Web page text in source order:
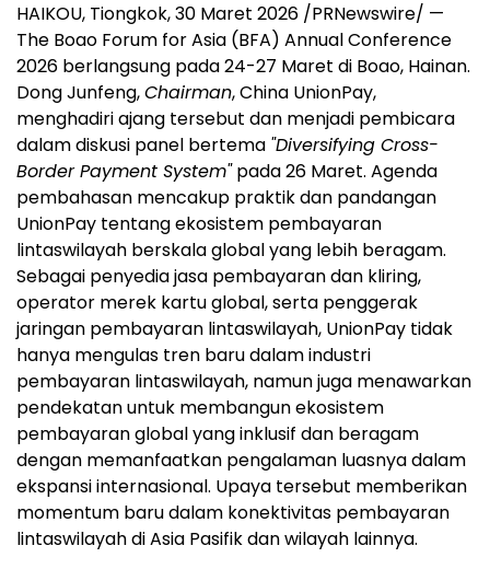
HAIKOU, Tiongkok, 30 Maret 2026 /PRNewswire/ —
The Boao Forum for Asia (BFA) Annual Conference
2026 berlangsung pada 24-27 Maret di Boao, Hainan.
Dong Junfeng,Chairman, China UnionPay,
menghadiri ajang tersebut dan menjadi pembicara
dalam diskusi panel bertema "Diversifying Cross-
Border Payment System"pada 26 Maret. Agenda
pembahasan mencakup praktik dan pandangan
UnionPay tentang ekosistem pembayaran
lintaswilayah berskala global yang lebih beragam.
Sebagai penyedia jasa pembayaran dan kliring,
operator merek kartu global, serta penggerak
jaringan pembayaran lintaswilayah, UnionPay tidak
hanya mengulas tren baru dalam industri
pembayaran lintaswilayah, namun juga menawarkan
pendekatan untuk membangun ekosistem
pembayaran global yang inklusif dan beragam
dengan memanfaatkan pengalaman luasnya dalam
ekspansi internasional. Upaya tersebut memberikan
momentum baru dalam konektivitas pembayaran
lintaswilayah di Asia Pasifik dan wilayah lainnya.